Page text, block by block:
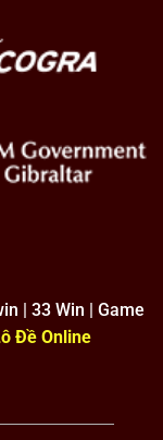
| 33 Win | Game
Đề Online